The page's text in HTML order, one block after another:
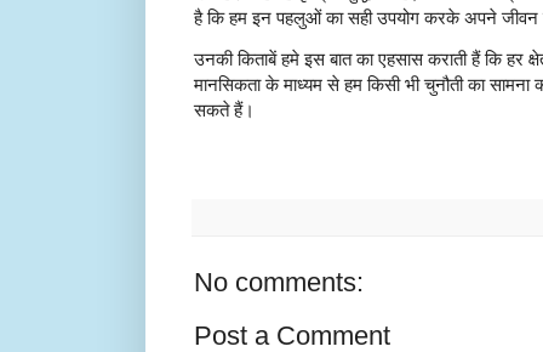
है कि हम इन पहलुओं का सही उपयोग करके अपने
उनकी किताबें हमे इस बात का एहसास कराती हैं कि हर
मानसिकता के माध्यम से हम किसी भी चुनौती का
सकते हैं।
No comments:
Post a Comment